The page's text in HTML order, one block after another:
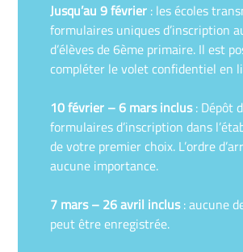
Jusqu’au 9 février : les écoles
formulaires uniques d’inscription
d’élèves de 6ème primaire. Il est
compléter le volet confidentiel en
10 février – 6 mars inclus: Dépôt
formulaires d’inscription dans
de votre premier choix. L’ordre
aucune importance.
7 mars – 26 avril inclus: aucune
peut être enregistrée.